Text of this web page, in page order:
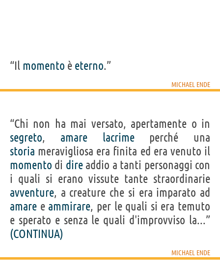
“Il momento è eterno.”
MICHAEL ENDE
“Chi non ha mai versato, apertamente o in
segreto, amare lacrimeperché una
storia meravigliosa era finita ed era venuto il
momento di direaddio a tanti personaggi con
i quali si erano vissute tante straordinarie
avventure, a creature che si era imparato ad
amare e ammirare, per le quali si era temuto
e sperato e senza le quali d'improvviso la...”
(CONTINUA)
MICHAEL ENDE